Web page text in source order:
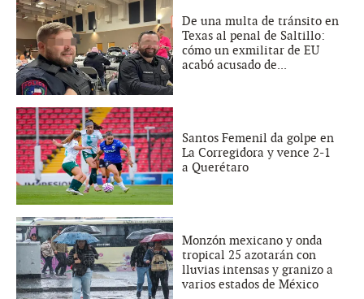
De una multa de tránsito en
Texas al penal de Saltillo:
cómo un exmilitar de EU
acabó acusado de...
Santos Femenil da golpe en
La Corregidora y vence 2-1
a Querétaro
Monzón mexicano y onda
tropical 25 azotarán con
lluvias intensas y granizo a
varios estados de México